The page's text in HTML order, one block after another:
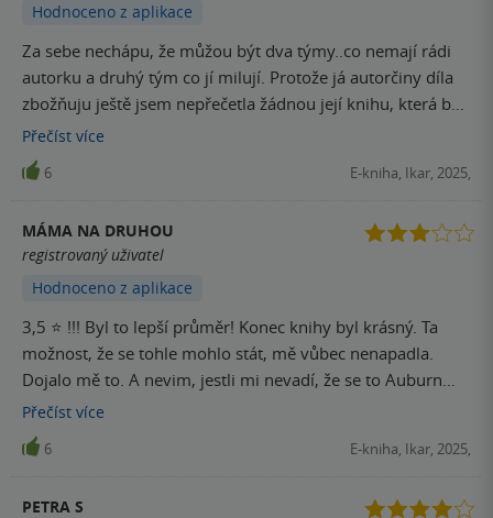
Hodnoceno z aplikace
Za sebe nechápu, že můžou být dva týmy..co nemají rádi
autorku a druhý tým co jí milují. Protože já autorčiny díla
zbožňuju ještě jsem nepřečetla žádnou její knihu, která by
byla průměrná. A zo jsem jich už přečetla nespočet a na
každou se nesmírně těším ❤️ a tahle není výjimka. Opět
moc hezký a dojemný příběh.. doporučuji!!
Přečíst více
6 E-kniha, Ikar, 2025,
MÁMA NA DRUHOU
registrovaný uživatel
Hodnoceno z aplikace
3,5 ⭐️ !!! Byl to lepší průměr! Konec knihy byl krásný. Ta
možnost, že se tohle mohlo stát, mě vůbec nenapadla.
Dojalo mě to. A nevim, jestli mi nevadí, že se to Auburn
nikdy nedozví
Přečíst více
6 E-kniha, Ikar, 2025,
PETRA S